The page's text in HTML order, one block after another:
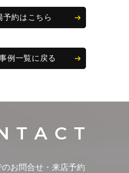
予約はこちら
例一覧に戻る
お問合せ・来店予約